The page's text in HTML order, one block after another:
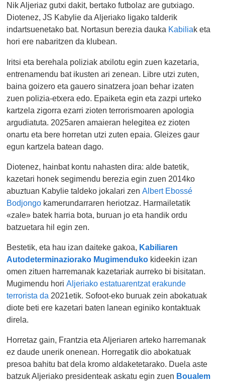
Nik Aljeriaz gutxi dakit, bertako futbolaz are gutxiago.
Diotenez, JS Kabylie da Aljeriako ligako talderik
indartsuenetako bat. Nortasun berezia dauka Kabiliak eta
hori ere nabaritzen da klubean.
Iritsi eta berehala poliziak atxilotu egin zuen kazetaria,
entrenamendu bat ikusten ari zenean. Libre utzi zuten,
baina goizero eta gauero sinatzera joan behar izaten
zuen polizia-etxera edo. Epaiketa egin eta zazpi urteko
kartzela zigorra ezarri zioten terrorismoaren apologia
argudiatuta. 2025aren amaieran helegitea ez zioten
onartu eta bere horretan utzi zuten epaia. Gleizes gaur
egun kartzela batean dago.
Diotenez, hainbat kontu nahasten dira: alde batetik,
kazetari honek segimendu berezia egin zuen 2014ko
abuztuan Kabylie taldeko jokalari zenAlbert Ebossé
Bodjongo kamerundarraren heriotzaz. Harmailetatik
«zale» batek harria bota, buruan jo eta handik ordu
batzuetara hil egin zen.
Bestetik, eta hau izan daiteke gakoa, Kabiliaren
Autodeterminaziorako Mugimenduko kideekin izan
omen zituen harremanak kazetariak aurreko bi bisitatan.
Mugimendu horiAljeriako estatuarentzat erakunde
terrorista da 2021etik. Sofoot-eko buruak zein abokatuak
diote beti ere kazetari baten lanean eginiko kontaktuak
direla.
Horretaz gain, Frantzia eta Aljeriaren arteko harremanak
ez daude unerik onenean. Horregatik dio abokatuak
presoa bahitu bat dela kromo aldaketetarako. Duela aste
batzuk Aljeriako presidenteak askatu egin zuen Boualem